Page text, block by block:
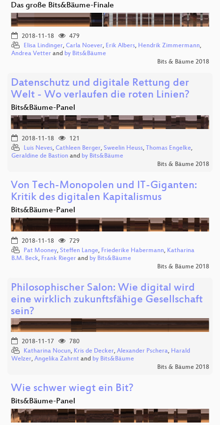
Das große Bits&Bäume-Finale
2018-11-18
479
Elisa Lindinger, Carla Noever, Erik Albers, Hendrik Zimmermann,
Andrea Vetter and by Bits&Bäume
Bits & Bäume 2018
Datenschutz und digitale Rettung der
Welt - Wo verlaufen die roten Linien?
Bits&Bäume-Panel
2018-11-18
121
Luis Neves, Cathleen Berger, Sweelin Heuss, Thomas Engelke,
Geraldine de Bastion and by Bits&Bäume
Bits & Bäume 2018
Von Tech-Monopolen und IT-Giganten:
Kritik des digitalen Kapitalismus
Bits&Bäume-Panel
2018-11-18
729
Pat Mooney, Steffen Lange, Friederike Habermann, Katharina
B.M. Beck, Frank Rieger and by Bits&Bäume
Bits & Bäume 2018
Philosophischer Salon: Wie digital wird
eine wirklich zukunftsfähige Gesellschaft
sein?
2018-11-17
780
Katharina Nocun, Kris de Decker, Alexander Pschera, Harald
Welzer, Angelika Zahrnt and by Bits&Bäume
Bits & Bäume 2018
Wie schwer wiegt ein Bit?
Bits&Bäume-Panel